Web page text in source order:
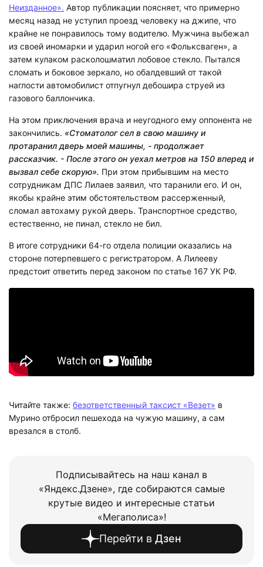
Неизданное». Автор публикации поясняет, что примерно
месяц назад не уступил проезд человеку на джипе, что
крайне не понравилось тому водителю. Мужчина выбежал
из своей иномарки и ударил ногой его «Фольксваген», а
затем кулаком расколошматил лобовое стекло. Пытался
сломать и боковое зеркало, но обалдевший от такой
наглости автомобилист отпугнул дебошира струей из
газового баллончика.
На этом приключения врача и неугодного ему оппонента не
закончились. «Стоматолог сел в свою машину и
протаранил дверь моей машины, - продолжает
рассказчик. - После этого он уехал метров на 150 вперед и
вызвал себе скорую». При этом прибывшим на место
сотрудникам ДПС Лилаев заявил, что таранили его. И он,
якобы крайне этим обстоятельством рассерженный,
сломал автохаму рукой дверь. Транспортное средство,
естественно, не пинал, стекло не бил.
В итоге сотрудники 64-го отдела полиции оказались на
стороне потерпевшего с регистратором. А Лилееву
предстоит ответить перед законом по статье 167 УК РФ.
Читайте также: безответственный таксист «Везет» в
Мурино отбросил пешехода на чужую машину, а сам
врезался в столб.
Подписывайтесь на наш канал в
«Яндекс.Дзене», где собираются самые
крутые видео и интересные статьи
«Мегаполиса»!
Перейти в Дзен